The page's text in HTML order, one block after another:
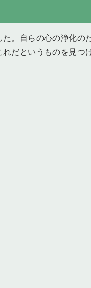
。自らの心の浄化の
だというものを見つ